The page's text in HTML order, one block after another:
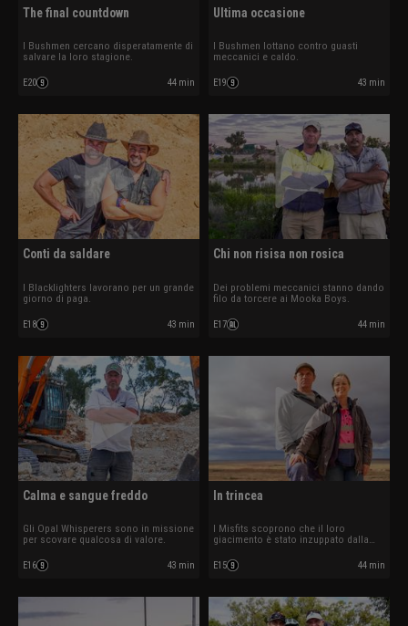
The final countdown
I Bushmen cercano disperatamente di
salvare la loro stagione.
E20 44 min
Ultima occasione
I Bushmen lottano contro guasti
meccanici e caldo.
E19 43 min
Conti da saldare
I Blacklighters lavorano per un grande
giorno di paga.
E18 43 min
Chi non risisa non rosica
Dei problemi meccanici stanno dando
filo da torcere ai Mooka Boys.
E17 44 min
Calma e sangue freddo
Gli Opal Whisperers sono in missione
per scovare qualcosa di valore.
E16 43 min
In trincea
I Misfits scoprono che il loro
giacimento è stato inzuppato dalla
E15 44 min